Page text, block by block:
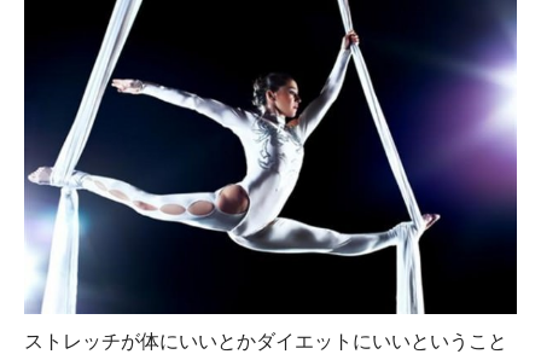
ストレッチが体にいいとかダイエットにいいということ